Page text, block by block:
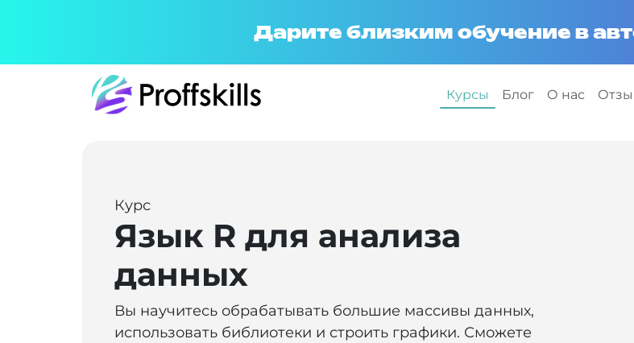
Курсы Блог О нас
Дарите близким обучение в
Курс
Язык R для анализа
данных
Вы научитесь обрабатывать большие массивы данных,
использовать библиотеки и строить графики. Сможете